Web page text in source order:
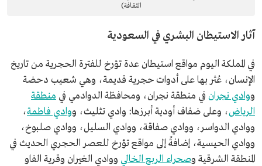
الثقافة)
آثار الاستيطان البشري في السعودية
في المملكة اليوم مواقع استيطان عدة تؤرخ للفترة الحجرية من تاريخ
الإنسان، عُثر بها على أدوات حجرية قديمة، وهي شعيب دحضة
ووادي نجران في منطقة نجران، ومحافظة الدوادمي في منطقة
الرياض، وعلى ضفاف أودية أبرزها: وادي تثليث، ووادي فاطمة،
ووادي الدواسر، ووادي صفاقة، ووادي السليل، ووادي صلبوخ،
ووادي الحيسية، إضافةً إلى مواقع تؤرخ للعصر الحجري الحديث في
المنطقة الشرقية وصحراء الربع الخالي ووادي الغيران وقرية الفاو